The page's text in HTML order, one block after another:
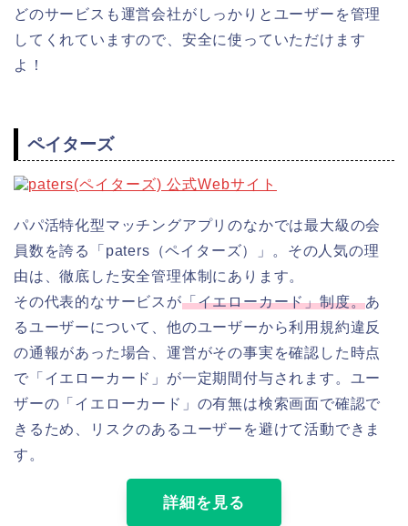
どのサービスも運営会社がしっかりとユーザーを管理
してくれていますので、安全に使っていただけます
よ！
ペイターズ
パパ活特化型マッチングアプリのなかでは最大級の会
員数を誇る「paters（ペイターズ）」。その人気の理
由は、徹底した安全管理体制にあります。
その代表的なサービスが「イエローカード」制度。あ
るユーザーについて、他のユーザーから利用規約違反
の通報があった場合、運営がその事実を確認した時点
で「イエローカード」が一定期間付与されます。ユー
ザーの「イエローカード」の有無は検索画面で確認で
きるため、リスクのあるユーザーを避けて活動できま
す。
詳細を見る